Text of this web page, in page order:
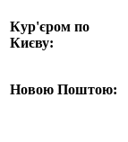
Кур'єром по
Києву:
Новою Поштою: